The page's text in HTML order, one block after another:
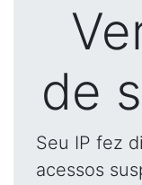
de
Seu IP fez
acessos